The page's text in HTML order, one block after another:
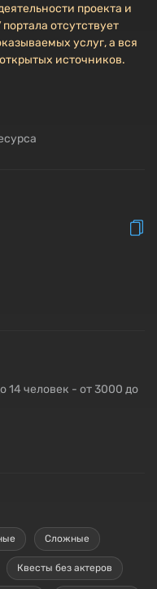
проекта и
отсутствует
услуг, а вся
источников.
14 человек - от 3000 до
Сложные
Квесты без актеров